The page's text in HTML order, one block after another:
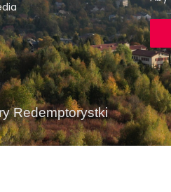
Redemptorystki